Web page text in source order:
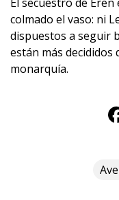
colmado el vaso: ni
dispuestos a seguir
están más decididos
monarquía.